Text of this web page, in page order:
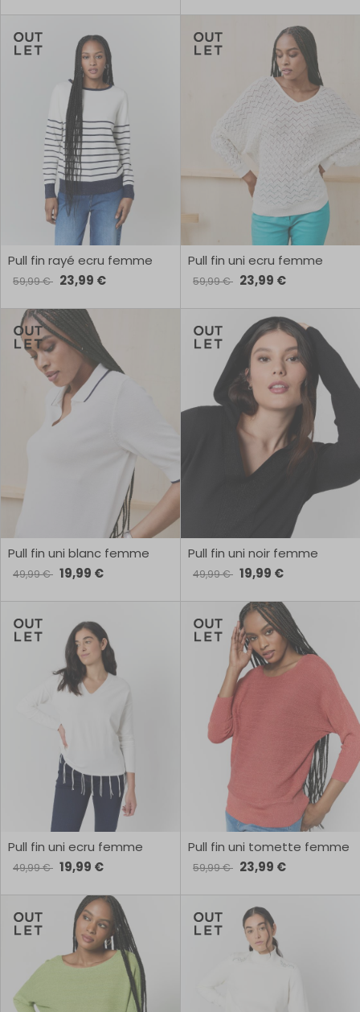
Pull fin rayé ecru femme
59,99 € 23,99 €
Pull fin uni ecru femme
59,99 € 23,99 €
Pull fin uni blanc femme
49,99 € 19,99 €
Pull fin uni noir femme
49,99 € 19,99 €
Pull fin uni ecru femme
49,99 € 19,99 €
Pull fin uni tomette femme
59,99 € 23,99 €